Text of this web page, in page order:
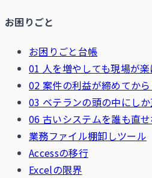
お困りごと
お困りごと台帳
01 人を増やしても現場が
02 案件の利益が締めてか
03 ベテランの頭の中にし
06 古いシステムを誰も直
業務ファイル棚卸しツール
Accessの移行
Excelの限界